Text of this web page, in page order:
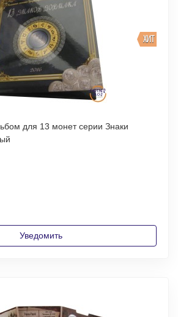
ХИТ
для 13 монет серии Знаки
Уведомить